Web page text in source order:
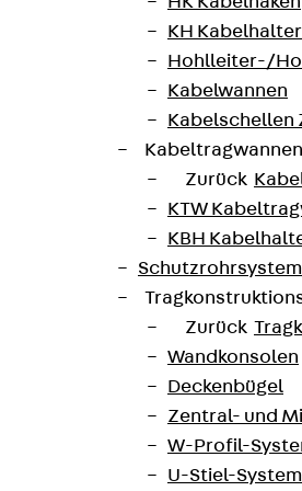
KH Kabelhalter
Hohlleiter-/
Kabelwannen
Kabelschellen
Zurück
KTW
KBH
Zurück
Wandkonsolen
Deckenbügel
Zentral- und
W-Profil-
U-Stiel-System